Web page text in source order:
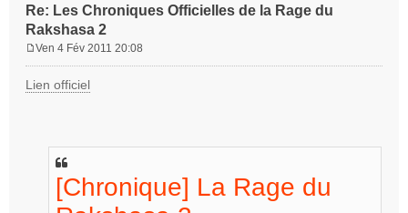
Re: Les Chroniques Officielles de la Rage du
Rakshasa 2
s
Ven 4 Fév 2011 20:08
Lien officiel
[Chronique] La Rage du